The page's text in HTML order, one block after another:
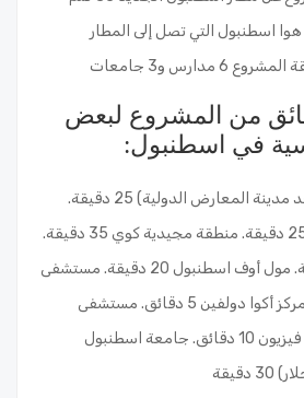
اسطنبول التي تصل إلى المطار
و3 جامعات
من المشروع لبعض
في اسطنبول:
مطار أتاتورك ( حيث توجد مدينة المعارض الدولية) 25 دقيقة.
مطار اسطنبول الجديد 25 دقيقة. منطقة مجيدية كوي 35 دقيقة.
منطقة تقسيم 40 دقيقة. مول أوف اسطنبول 20 دقيقة. مستشفى
استنية لايف 10 دقائق. مركز أكوا دولفين 5 دقائق. مستشفى
اجيبادم 10 دقائق. كلية فيزيون 10 دقائق. جامعة اسطنبول